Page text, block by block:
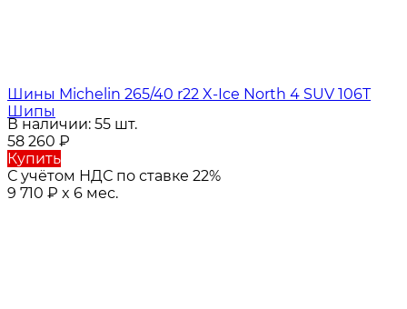
Шины Michelin 265/40 r22 X-Ice North 4 SUV 106T
Шипы
В наличии: 55 шт.
58 260 ₽
Купить
С учётом НДС по ставке 22%
9 710 ₽ x 6 мес.